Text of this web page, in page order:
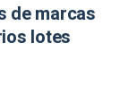
de marcas
lotes